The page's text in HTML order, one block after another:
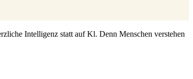
Intelligenz statt auf Kl. Denn Menschen verstehen